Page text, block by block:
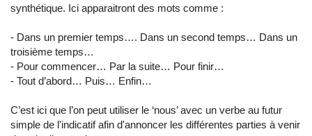
synthétique. Ici apparaitront des mots comme :
- Dans un premier temps…. Dans un second temps… Dans un
troisième temps…
- Pour commencer… Par la suite… Pour finir…
- Tout d’abord… Puis… Enfin…
C’est ici que l’on peut utiliser le ‘nous’ avec un verbe au futur
simple de l'indicatif afin d'annoncer les différentes parties à venir